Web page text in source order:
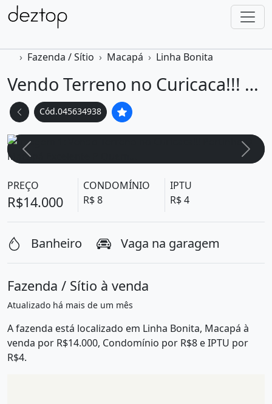
Fazenda / Sítio Macapá Linha Bonita
Vendo Terreno no Curicaca!!! Pertinho D Macapá Excelente P Quem...
Cód.045634938
PREÇO
R$14.000
CONDOMÍNIO
R$ 8
IPTU
R$ 4
Banheiro Vaga na garagem
Fazenda / Sítio à venda
Atualizado há mais de um mês
A fazenda está localizado em Linha Bonita, Macapá à
venda por R$14.000, Condomínio por R$8 e IPTU por
R$4.